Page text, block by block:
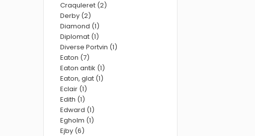
Craquleret (2)
Derby (2)
Diamond (1)
Diplomat (1)
Diverse Portvin (1)
Eaton (7)
Eaton antik (1)
Eaton, glat (1)
Eclair (1)
Edith (1)
Edward (1)
Egholm (1)
Ejby (6)